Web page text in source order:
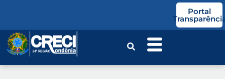
Portal